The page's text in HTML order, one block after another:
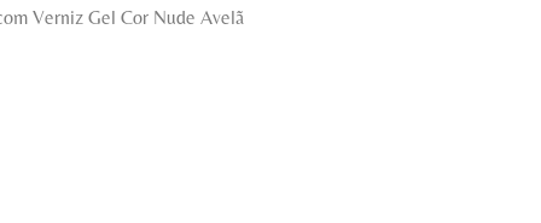
Verniz Gel Cor Nude Avelã